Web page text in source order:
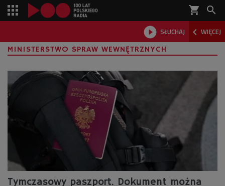
shopping_cart 
 SŁUCHAJ  WIĘCEJ

MINISTERSTWO SPRAW WEWNĘTRZNYCH
Tymczasowy paszport. Dokument można